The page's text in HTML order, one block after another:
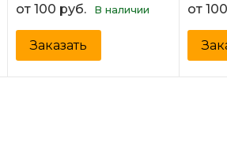
от 100 руб. В наличии
Заказать
от